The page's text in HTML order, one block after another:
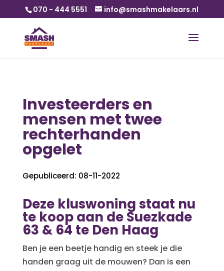
070 - 444 5551 info@smashmakelaars.nl
Investeerders en
mensen met twee
rechterhanden
opgelet
Gepubliceerd: 08-11-2022
Deze kluswoning staat nu
te koop aan deSuezkade
63 & 64 te Den Haag
Ben je een beetje handig en steek je die
handen graag uit de mouwen? Dan is een